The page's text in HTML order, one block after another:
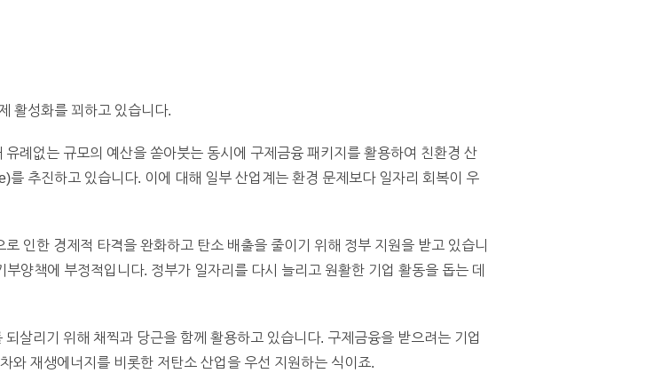
활성화를 꾀하고 있습니다.
례없는 규모의 예산을 쏟아붓는 동시에 구제금융 패키지를 활용하여 친환경 산
추진하고 있습니다. 이에 대해 일부 산업계는 환경 문제보다 일자리 회복이 우
인한 경제적 타격을 완화하고 탄소 배출을 줄이기 위해 정부 지원을 받고 있습니
양책에 부정적입니다. 정부가 일자리를 다시 늘리고 원활한 기업 활동을 돕는 데
살리기 위해 채찍과 당근을 함께 활용하고 있습니다. 구제금융을 받으려는 기업
와 재생에너지를 비롯한 저탄소 산업을 우선 지원하는 식이죠.